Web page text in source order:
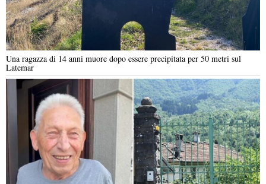
Una ragazza di 14 anni muore dopo essere precipitata per 50 metri sul
Latemar